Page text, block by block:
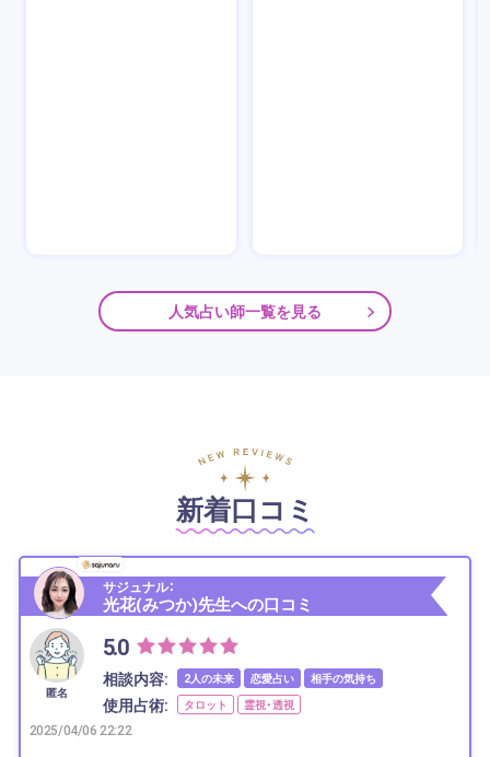
人気占い師一覧を見る
新着口コミ
サジュナル：
光花(みつか)先生への口コミ
匿名
5.0
相談内容: 2人の未来 恋愛占い 相手の気持ち
使用占術: タロット 霊視・透視
2025/04/06 22:22